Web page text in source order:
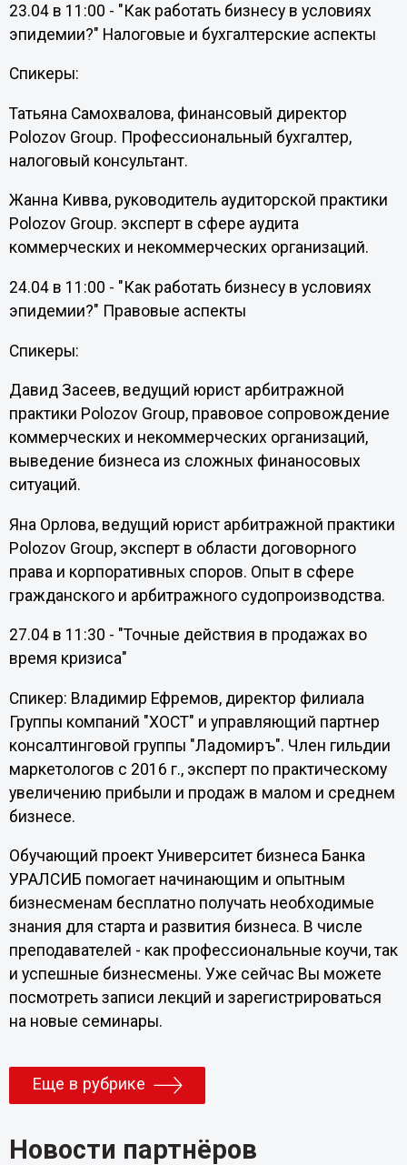
23.04 в 11:00 - "Как работать бизнесу в условиях
эпидемии?" Налоговые и бухгалтерские аспекты
Спикеры:
Татьяна Самохвалова, финансовый директор
Polozov Group. Профессиональный бухгалтер,
налоговый консультант.
Жанна Кивва, руководитель аудиторской практики
Polozov Group. эксперт в сфере аудита
коммерческих и некоммерческих организаций.
24.04 в 11:00 - "Как работать бизнесу в условиях
эпидемии?" Правовые аспекты
Спикеры:
Давид Засеев, ведущий юрист арбитражной
практики Polozov Group, правовое сопровождение
коммерческих и некоммерческих организаций,
выведение бизнеса из сложных финаносовых
ситуаций.
Яна Орлова, ведущий юрист арбитражной практики
Polozov Group, эксперт в области договорного
права и корпоративных споров. Опыт в сфере
гражданского и арбитражного судопроизводства.
27.04 в 11:30 - "Точные действия в продажах во
время кризиса"
Спикер: Владимир Ефремов, директор филиала
Группы компаний "ХОСТ" и управляющий партнер
консалтинговой группы "Ладомиръ". Член гильдии
маркетологов с 2016 г., эксперт по практическому
увеличению прибыли и продаж в малом и среднем
бизнесе.
Обучающий проект Университет бизнеса Банка
УРАЛСИБ помогает начинающим и опытным
бизнесменам бесплатно получать необходимые
знания для старта и развития бизнеса. В числе
преподавателей - как профессиональные коучи, так
и успешные бизнесмены. Уже сейчас Вы можете
посмотреть записи лекций и зарегистрироваться
на новые семинары.
Еще в рубрике
Новости партнёров